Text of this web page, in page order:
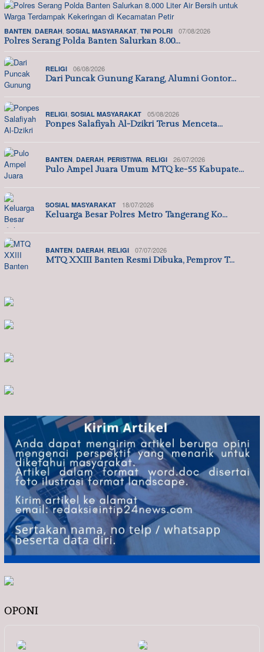
BANTEN DAERAH SOSIAL MASYARAKAT TNI POLRI 07/08/2026
Polres Serang Polda Banten Salurkan 8.00…
RELIGI 06/08/2026
Dari Puncak Gunung Karang, Alumni Gontor…
RELIGI SOSIAL MASYARAKAT 05/08/2026
Ponpes Salafiyah Al-Dzikri Terus Menceta…
BANTEN DAERAH PERISTIWA RELIGI 26/07/2026
Pulo Ampel Juara Umum MTQ ke-55 Kabupate…
SOSIAL MASYARAKAT 18/07/2026
Keluarga Besar Polres Metro Tangerang Ko…
BANTEN DAERAH RELIGI 07/07/2026
MTQ XXIII Banten Resmi Dibuka, Pemprov T…
OPONI